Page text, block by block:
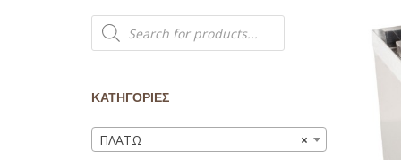
Products
search
ΚΑΤΗΓΟΡΙΕΣ
×
ΠΛΑΤΩ